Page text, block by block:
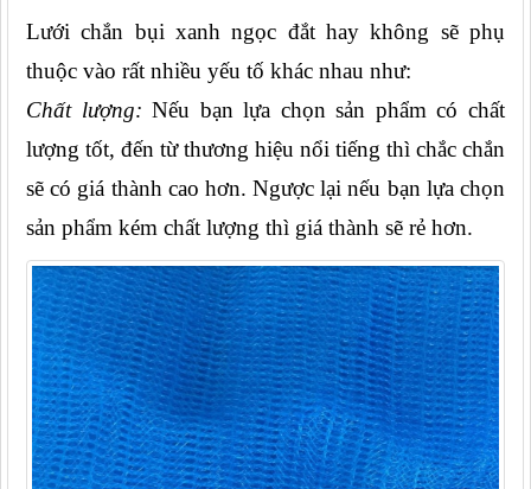
Lưới chắn bụi xanh ngọc đắt hay không sẽ phụ
thuộc vào rất nhiều yếu tố khác nhau như:
Chất lượng: Nếu bạn lựa chọn sản phẩm có chất
lượng tốt, đến từ thương hiệu nổi tiếng thì chắc chắn
sẽ có giá thành cao hơn. Ngược lại nếu bạn lựa chọn
sản phẩm kém chất lượng thì giá thành sẽ rẻ hơn.